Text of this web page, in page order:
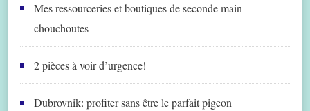
Mes ressourceries et boutiques de seconde main
chouchoutes
2 pièces à voir d’urgence!
Dubrovnik: profiter sans être le parfait pigeon